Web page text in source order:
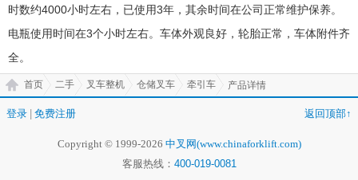
时数约4000小时左右，已使用3年，其余时间在公司正常维护保养。
电瓶使用时间在3个小时左右。车体外观良好，轮胎正常，车体附件齐
全。
首页 二手 叉车整机 仓储叉车 牵引车 产品详情
登录 免费注册 返回顶部↑
Copyright © 1999-2026 中叉网(www.chinaforklift.com)
客服热线： 400-019-0081